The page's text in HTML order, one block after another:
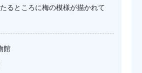
るところに梅の模様が描かれて